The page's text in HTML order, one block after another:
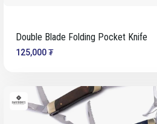
Double Blade Folding Pocket Knife
125,000 ₮